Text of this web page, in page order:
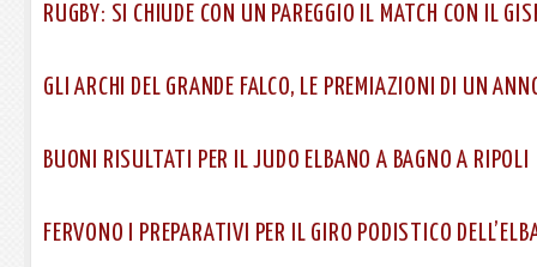
RUGBY: SI CHIUDE CON UN PAREGGIO IL MATCH CON IL
GLI ARCHI DEL GRANDE FALCO, LE PREMIAZIONI DI UN
BUONI RISULTATI PER IL JUDO ELBANO A BAGNO A RIPOLI
FERVONO I PREPARATIVI PER IL GIRO PODISTICO